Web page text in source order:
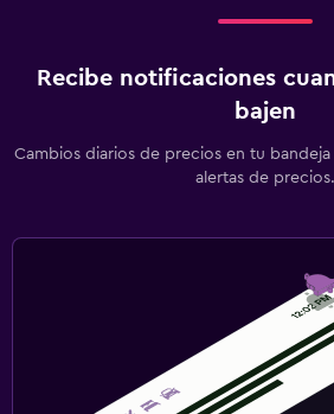
Recibe notificaciones
bajen
Cambios diarios de precios en tu
alertas de precios.